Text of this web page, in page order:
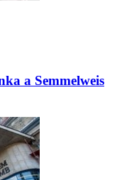
a Semmelweis